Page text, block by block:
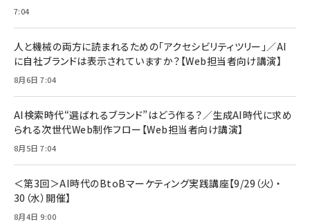
組織の成果を最大化する ルールのデザイン
￥1,980
Amazonランキングをもっと見る
全ワイヤレスイヤホン/アクティブノイズキャンセリ
技術基準適合】ブラック
￥5,990
ケーブル Anker絡まないケーブル 240W 結束バン
ド付き USB PD対応 シリコン素材採用 iPhone
17 / 16 / 15 / Galaxy iPad Pro MacBook
Pro/Air 各種対応 (1.8m ミッドナイトブラック)
￥1,890
サッポロ 生ビール 黒ラベル 350ml 缶 24本 ビー
ル ケース買い【6/30応募〆切! 黒ラベルビヤセラー
￥4,857
7:04
人と機械の両方に読まれるための「アクセシビリティツリー」／AI
に自社ブランドは表示されていますか？【Web担当者向け講演】
8月6日 7:04
AI検索時代“選ばれるブランド”はどう作る？／生成AI時代に求め
られる次世代Web制作フロー【Web担当者向け講演】
8月5日 7:04
＜第3回＞AI時代のBtoBマーケティング実践講座【9/29（火）・
30（水）開催】
8月4日 9:00